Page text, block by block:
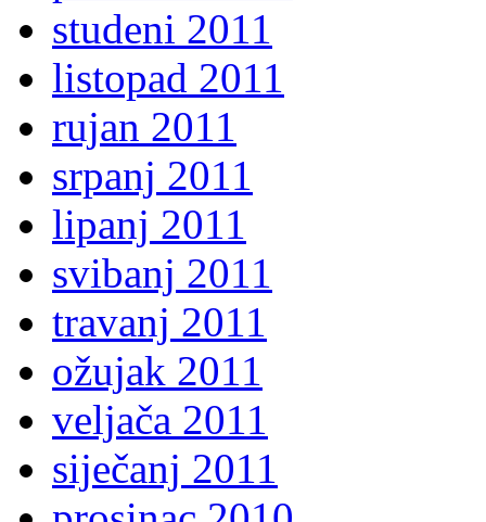
studeni 2011
listopad 2011
rujan 2011
srpanj 2011
lipanj 2011
svibanj 2011
travanj 2011
ožujak 2011
veljača 2011
siječanj 2011